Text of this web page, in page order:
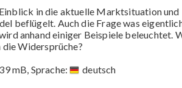
in die aktuelle Marktsituation und
beflügelt. Auch die Frage was
anhand einiger Beispiele beleuchtet.
Widersprüche?
mB, Sprache:
deutsch